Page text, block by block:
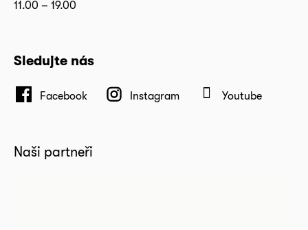
11.00 – 19.00
Sledujte nás
Facebook Instagram Youtube
Naši partneři